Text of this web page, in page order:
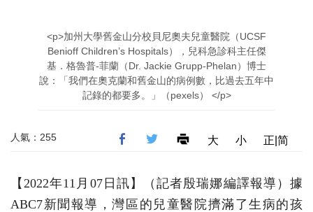
<p>加州大學舊金山分校貝尼奧夫兒童醫院（UCSF
Benioff Children’s Hospitals），兒科急診科主任傑
基．格魯普-菲蘭（Dr. Jackie Grupp-Phelan）博士
說：「我們在奧克蘭和舊金山的病例數，比過去五年中
記錄的都要多。」（pexels） </p>
人氣：255 大 小 正|简
【2022年11月07日訊】（記者殷瑞娜編譯報導）據
ABC7新聞報導，灣區的兒童醫院擠滿了生病的孩